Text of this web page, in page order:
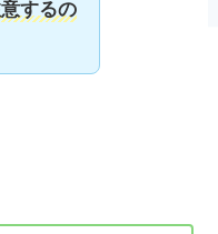
するの